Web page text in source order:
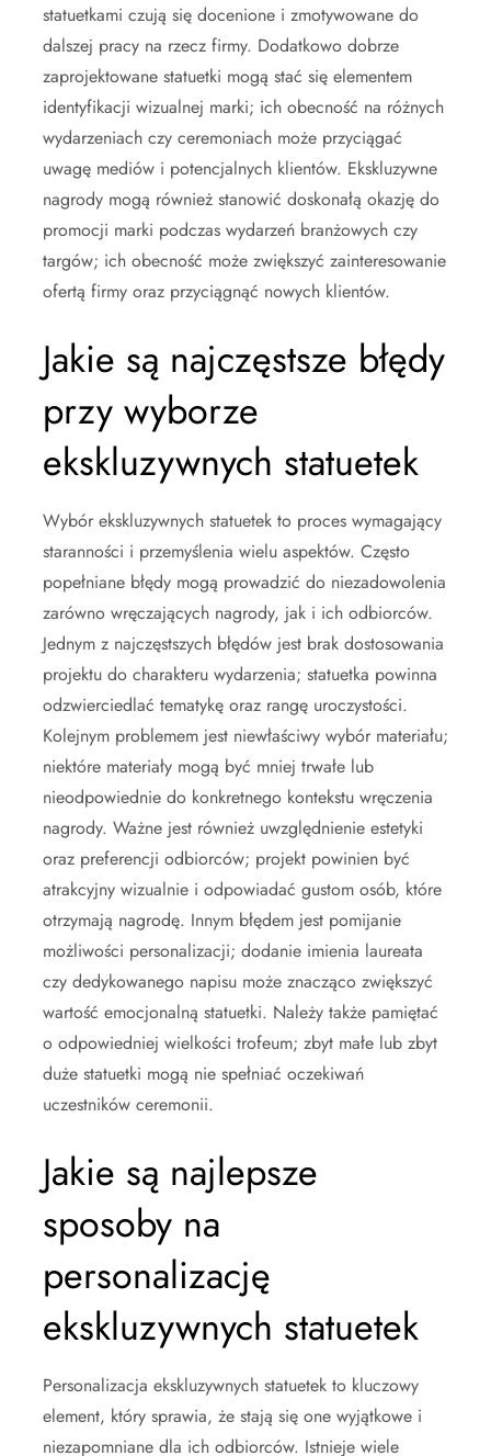
statuetkami czują się docenione i zmotywowane do
dalszej pracy na rzecz firmy. Dodatkowo dobrze
zaprojektowane statuetki mogą stać się elementem
identyfikacji wizualnej marki; ich obecność na różnych
wydarzeniach czy ceremoniach może przyciągać
uwagę mediów i potencjalnych klientów. Ekskluzywne
nagrody mogą również stanowić doskonałą okazję do
promocji marki podczas wydarzeń branżowych czy
targów; ich obecność może zwiększyć zainteresowanie
ofertą firmy oraz przyciągnąć nowych klientów.
Jakie są najczęstsze błędy
przy wyborze
ekskluzywnych statuetek
Wybór ekskluzywnych statuetek to proces wymagający
staranności i przemyślenia wielu aspektów. Często
popełniane błędy mogą prowadzić do niezadowolenia
zarówno wręczających nagrody, jak i ich odbiorców.
Jednym z najczęstszych błędów jest brak dostosowania
projektu do charakteru wydarzenia; statuetka powinna
odzwierciedlać tematykę oraz rangę uroczystości.
Kolejnym problemem jest niewłaściwy wybór materiału;
niektóre materiały mogą być mniej trwałe lub
nieodpowiednie do konkretnego kontekstu wręczenia
nagrody. Ważne jest również uwzględnienie estetyki
oraz preferencji odbiorców; projekt powinien być
atrakcyjny wizualnie i odpowiadać gustom osób, które
otrzymają nagrodę. Innym błędem jest pomijanie
możliwości personalizacji; dodanie imienia laureata
czy dedykowanego napisu może znacząco zwiększyć
wartość emocjonalną statuetki. Należy także pamiętać
o odpowiedniej wielkości trofeum; zbyt małe lub zbyt
duże statuetki mogą nie spełniać oczekiwań
uczestników ceremonii.
Jakie są najlepsze
sposoby na
personalizację
ekskluzywnych statuetek
Personalizacja ekskluzywnych statuetek to kluczowy
element, który sprawia, że stają się one wyjątkowe i
niezapomniane dla ich odbiorców. Istnieje wiele